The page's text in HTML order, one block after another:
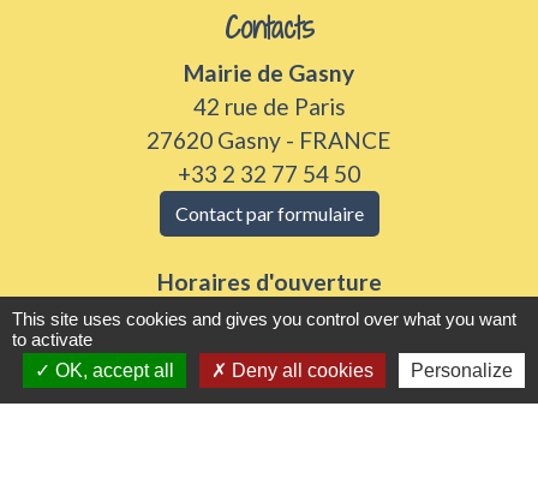
Contacts
Mairie de Gasny
42 rue de Paris
27620 Gasny - FRANCE
+33 2 32 77 54 50
Contact par formulaire
Horaires d'ouverture
Du lundi au vendredi de 8h30 à 12h et 13h30 à
17h30
Samedi 8h30 à 12h
This site uses cookies and gives you control over what you want
to activate
OK, accept all
Deny all cookies Personalize